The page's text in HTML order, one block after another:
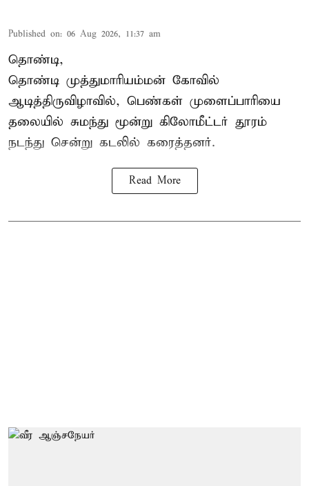
Published on: 06 Aug 2026, 11:37 am
தொண்டி,
தொண்டி முத்துமாரியம்மன் கோவில்
ஆடித்திருவிழாவில், பெண்கள் முளைப்பாரியை
தலையில் சுமந்து மூன்று கிலோமீட்டர் தூரம்
நடந்து சென்று கடலில் கரைத்தனர்.
Read More